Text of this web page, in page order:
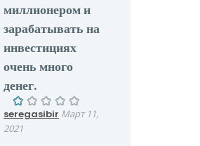
миллионером и
зарабатывать на
инвестициях
очень много
денег.
seregasibir Март 11,
2021